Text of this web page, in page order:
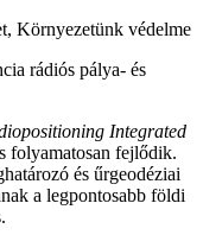
Környezetünk védelme
rádiós pálya- és
Integrated
folyamatosan fejlődik.
és űrgeodéziai
a legpontosabb földi